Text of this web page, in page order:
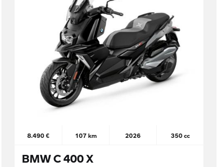
8.490 € 107 km 2026 350 cc
BMW C 400 X